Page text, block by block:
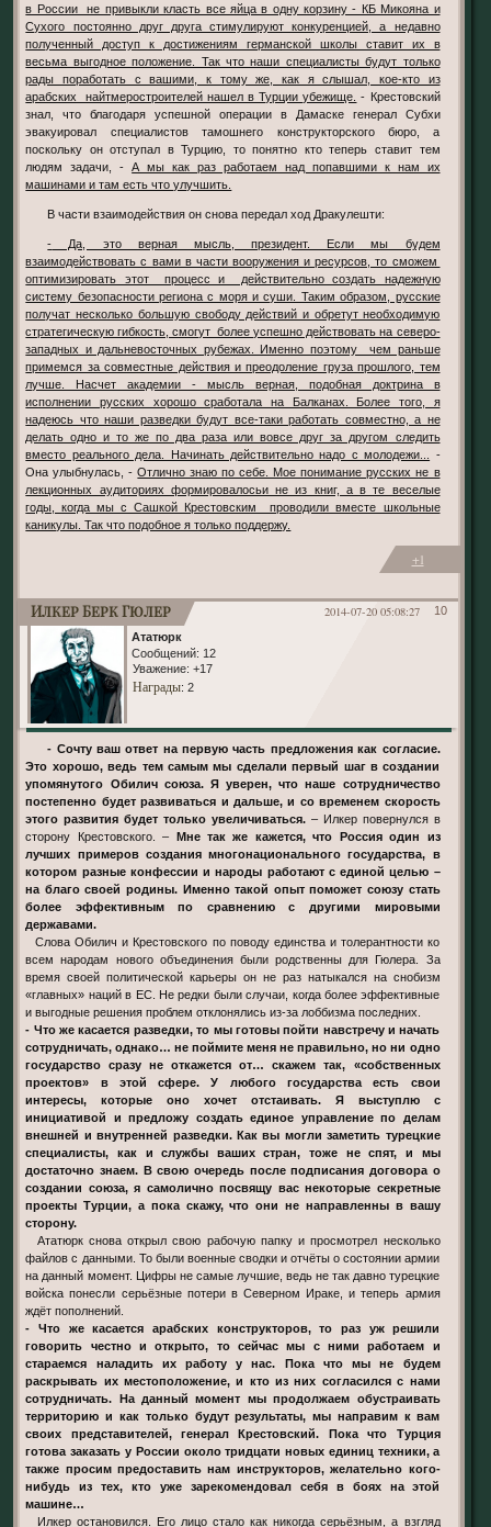
в России не привыкли класть все яйца в одну корзину - КБ Микояна и
Сухого постоянно друг друга стимулируют конкуренцией, а недавно
полученный доступ к достижениям германской школы ставит их в
весьма выгодное положение. Так что наши специалисты будут только
рады поработать с вашими, к тому же, как я слышал, кое-кто из
арабских найтмеростроителей нашел в Турции убежище. - Крестовский
знал, что благодаря успешной операции в Дамаске генерал Субхи
эвакуировал специалистов тамошнего конструкторского бюро, а
поскольку он отступал в Турцию, то понятно кто теперь ставит тем
людям задачи, -А мы как раз работаем над попавшими к нам их
машинами и там есть что улучшить.
В части взаимодействия он снова передал ход Дракулешти:
- Да, это верная мысль, президент. Если мы будем
взаимодействовать с вами в части вооружения и ресурсов, то сможем
оптимизировать этот процесс и действительно создать надежную
систему безопасности региона с моря и суши. Таким образом, русские
получат несколько большую свободу действий и обретут необходимую
стратегическую гибкость, смогут более успешно действовать на северо-
западных и дальневосточных рубежах. Именно поэтому чем раньше
примемся за совместные действия и преодоление груза прошлого, тем
лучше. Насчет академии - мысль верная, подобная доктрина в
исполнении русских хорошо сработала на Балканах. Более того, я
надеюсь что наши разведки будут все-таки работать совместно, а не
делать одно и то же по два раза или вовсе друг за другом следить
вместо реального дела. Начинать действительно надо с молодежи...
-
Она улыбнулась, -Отлично знаю по себе. Мое понимание русских не в
лекционных аудиториях формировалосьи не из книг, а в те веселые
годы, когда мы с Сашкой Крестовским проводили вместе школьные
каникулы. Так что подобное я только поддержу.
+1
10
2014-07-20 05:08:27
Илкер Берк Гюлер
Ататюрк
Сообщений: 12
Уважение: +17
Награды: 2
- Сочту ваш ответ на первую часть предложения как согласие.
Это хорошо, ведь тем самым мы сделали первый шаг в создании
упомянутого Обилич союза. Я уверен, что наше сотрудничество
постепенно будет развиваться и дальше, и со временем скорость
этого развития будет только увеличиваться. – Илкер повернулся в
сторону Крестовского. – Мне так же кажется, что Россия один из
лучших примеров создания многонационального государства, в
котором разные конфессии и народы работают с единой целью –
на благо своей родины. Именно такой опыт поможет союзу стать
более эффективным по сравнению с другими мировыми
державами.
Слова Обилич и Крестовского по поводу единства и толерантности ко
всем народам нового объединения были родственны для Гюлера. За
время своей политической карьеры он не раз натыкался на снобизм
«главных» наций в ЕС. Не редки были случаи, когда более эффективные
и выгодные решения проблем отклонялись из-за лоббизма последних.
- Что же касается разведки, то мы готовы пойти навстречу и начать
сотрудничать, однако… не поймите меня не правильно, но ни одно
государство сразу не откажется от… скажем так, «собственных
проектов» в этой сфере. У любого государства есть свои
интересы, которые оно хочет отстаивать. Я выступлю с
инициативой и предложу создать единое управление по делам
внешней и внутренней разведки. Как вы могли заметить турецкие
специалисты, как и службы ваших стран, тоже не спят, и мы
достаточно знаем. В свою очередь после подписания договора о
создании союза, я самолично посвящу вас некоторые секретные
проекты Турции, а пока скажу, что они не направленны в вашу
сторону.
Ататюрк снова открыл свою рабочую папку и просмотрел несколько
файлов с данными. То были военные сводки и отчёты о состоянии армии
на данный момент. Цифры не самые лучшие, ведь не так давно турецкие
войска понесли серьёзные потери в Северном Ираке, и теперь армия
ждёт пополнений.
- Что же касается арабских конструкторов, то раз уж решили
говорить честно и открыто, то сейчас мы с ними работаем и
стараемся наладить их работу у нас. Пока что мы не будем
раскрывать их местоположение, и кто из них согласился с нами
сотрудничать. На данный момент мы продолжаем обустраивать
территорию и как только будут результаты, мы направим к вам
своих представителей, генерал Крестовский. Пока что Турция
готова заказать у России около тридцати новых единиц техники, а
также просим предоставить нам инструкторов, желательно кого-
нибудь из тех, кто уже зарекомендовал себя в боях на этой
машине…
Илкер остановился. Его лицо стало как никогда серьёзным, а взгляд